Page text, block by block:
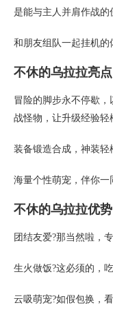
是能与主人并肩作战的
和朋友组队一起挂机的
不休的乌拉拉亮点
冒险的脚步永不停歇
战怪物，让升级经验轻
装备锻造合成，神装轻
海量个性萌宠，伴你
不休的乌拉拉优势
团结友爱?那当然啦，
生火做饭?这必须的，
云吸萌宠?如假包换，